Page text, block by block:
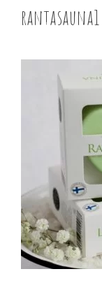
rantasauna1